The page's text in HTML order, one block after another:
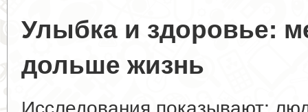
Улыбка и здоровье:
дольше жизнь
Исследования показывают: